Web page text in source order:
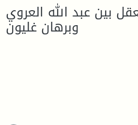
بين عبد الله العروي
وبرهان غليون